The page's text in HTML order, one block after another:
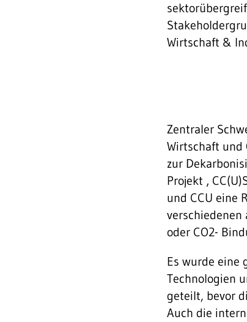
Wirtschaft &
Zentraler
Wirtschaft und
zur
Projekt ‚
und CCU eine
verschiedenen
oder CO2-
Es wurde eine
Technologien
geteilt, bevor
Auch die